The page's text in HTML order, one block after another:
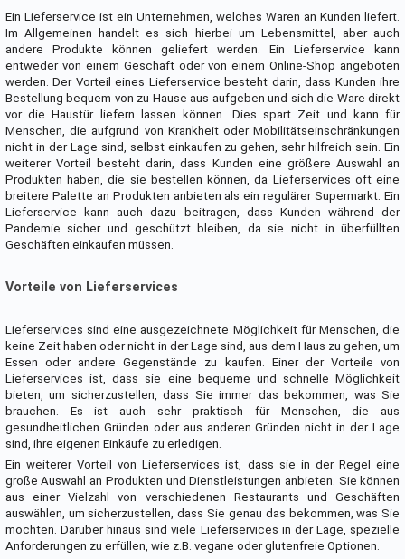
Ein Lieferservice ist ein Unternehmen, welches Waren an Kunden liefert.
Im Allgemeinen handelt es sich hierbei um Lebensmittel, aber auch
andere Produkte können geliefert werden. Ein Lieferservice kann
entweder von einem Geschäft oder von einem Online-Shop angeboten
werden. Der Vorteil eines Lieferservice besteht darin, dass Kunden ihre
Bestellung bequem von zu Hause aus aufgeben und sich die Ware direkt
vor die Haustür liefern lassen können. Dies spart Zeit und kann für
Menschen, die aufgrund von Krankheit oder Mobilitätseinschränkungen
nicht in der Lage sind, selbst einkaufen zu gehen, sehr hilfreich sein. Ein
weiterer Vorteil besteht darin, dass Kunden eine größere Auswahl an
Produkten haben, die sie bestellen können, da Lieferservices oft eine
breitere Palette an Produkten anbieten als ein regulärer Supermarkt. Ein
Lieferservice kann auch dazu beitragen, dass Kunden während der
Pandemie sicher und geschützt bleiben, da sie nicht in überfüllten
Geschäften einkaufen müssen.
Vorteile von Lieferservices
Lieferservices sind eine ausgezeichnete Möglichkeit für Menschen, die
keine Zeit haben oder nicht in der Lage sind, aus dem Haus zu gehen, um
Essen oder andere Gegenstände zu kaufen. Einer der Vorteile von
Lieferservices ist, dass sie eine bequeme und schnelle Möglichkeit
bieten, um sicherzustellen, dass Sie immer das bekommen, was Sie
brauchen. Es ist auch sehr praktisch für Menschen, die aus
gesundheitlichen Gründen oder aus anderen Gründen nicht in der Lage
sind, ihre eigenen Einkäufe zu erledigen.
Ein weiterer Vorteil von Lieferservices ist, dass sie in der Regel eine
große Auswahl an Produkten und Dienstleistungen anbieten. Sie können
aus einer Vielzahl von verschiedenen Restaurants und Geschäften
auswählen, um sicherzustellen, dass Sie genau das bekommen, was Sie
möchten. Darüber hinaus sind viele Lieferservices in der Lage, spezielle
Anforderungen zu erfüllen, wie z.B. vegane oder glutenfreie Optionen.